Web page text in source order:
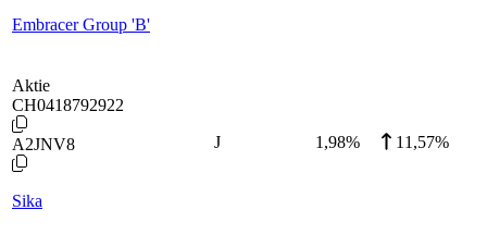
Embracer Group 'B'
Aktie
CH0418792922
A2JNV8
Sika
J 1,98% 11,57%